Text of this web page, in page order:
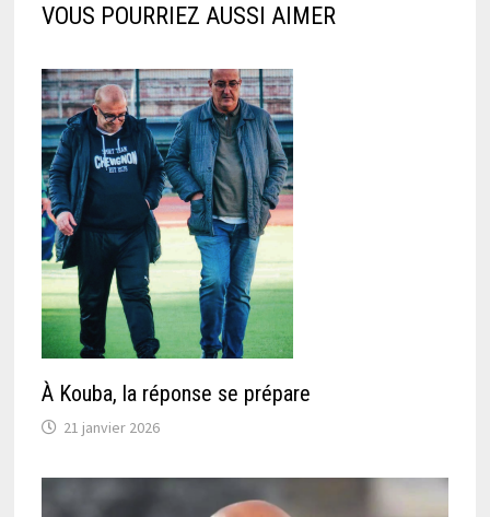
VOUS POURRIEZ AUSSI AIMER
À Kouba, la réponse se prépare
21 janvier 2026